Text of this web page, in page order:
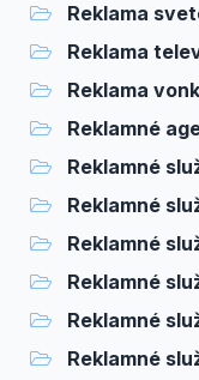
Reklama
Reklama
Reklama
Reklamné
Reklamné
Reklamné
Reklamné
Reklamné
Reklamné
Reklamné